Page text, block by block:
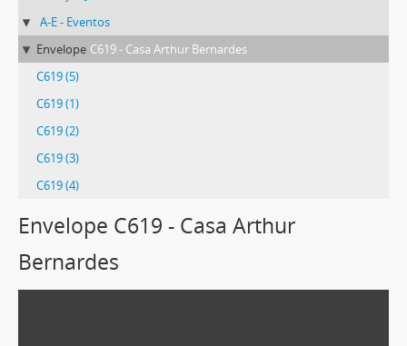
A-E - Eventos
Envelope C619 - Casa Arthur Bernardes
C619 (5)
C619 (1)
C619 (2)
C619 (3)
C619 (4)
Envelope C619 - Casa Arthur
Bernardes